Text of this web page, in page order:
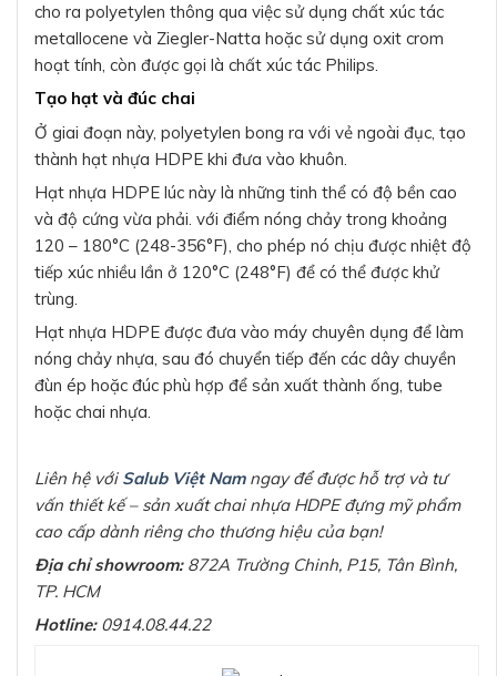
cho ra polyetylen thông qua việc sử dụng chất xúc tác
metallocene và Ziegler-Natta hoặc sử dụng oxit crom
hoạt tính, còn được gọi là chất xúc tác Philips.
Tạo hạt và đúc chai
Ở giai đoạn này, polyetylen bong ra với vẻ ngoài đục, tạo
thành hạt nhựa HDPE khi đưa vào khuôn.
Hạt nhựa HDPE lúc này là những tinh thể có độ bền cao
và độ cứng vừa phải. với điểm nóng chảy trong khoảng
120 – 180°C (248-356°F), cho phép nó chịu được nhiệt độ
tiếp xúc nhiều lần ở 120°C (248°F) để có thể được khử
trùng.
Hạt nhựa HDPE được đưa vào máy chuyên dụng để làm
nóng chảy nhựa, sau đó chuyển tiếp đến các dây chuyền
đùn ép hoặc đúc phù hợp để sản xuất thành ống, tube
hoặc chai nhựa.
Liên hệ với Salub Việt Namngay để được hỗ trợ và tư
vấn thiết kế – sản xuất chai nhựa HDPE đựng mỹ phẩm
cao cấp dành riêng cho thương hiệu của bạn!
Địa chỉ showroom:872A Trường Chinh, P15, Tân Bình,
TP. HCM
Hotline:0914.08.44.22